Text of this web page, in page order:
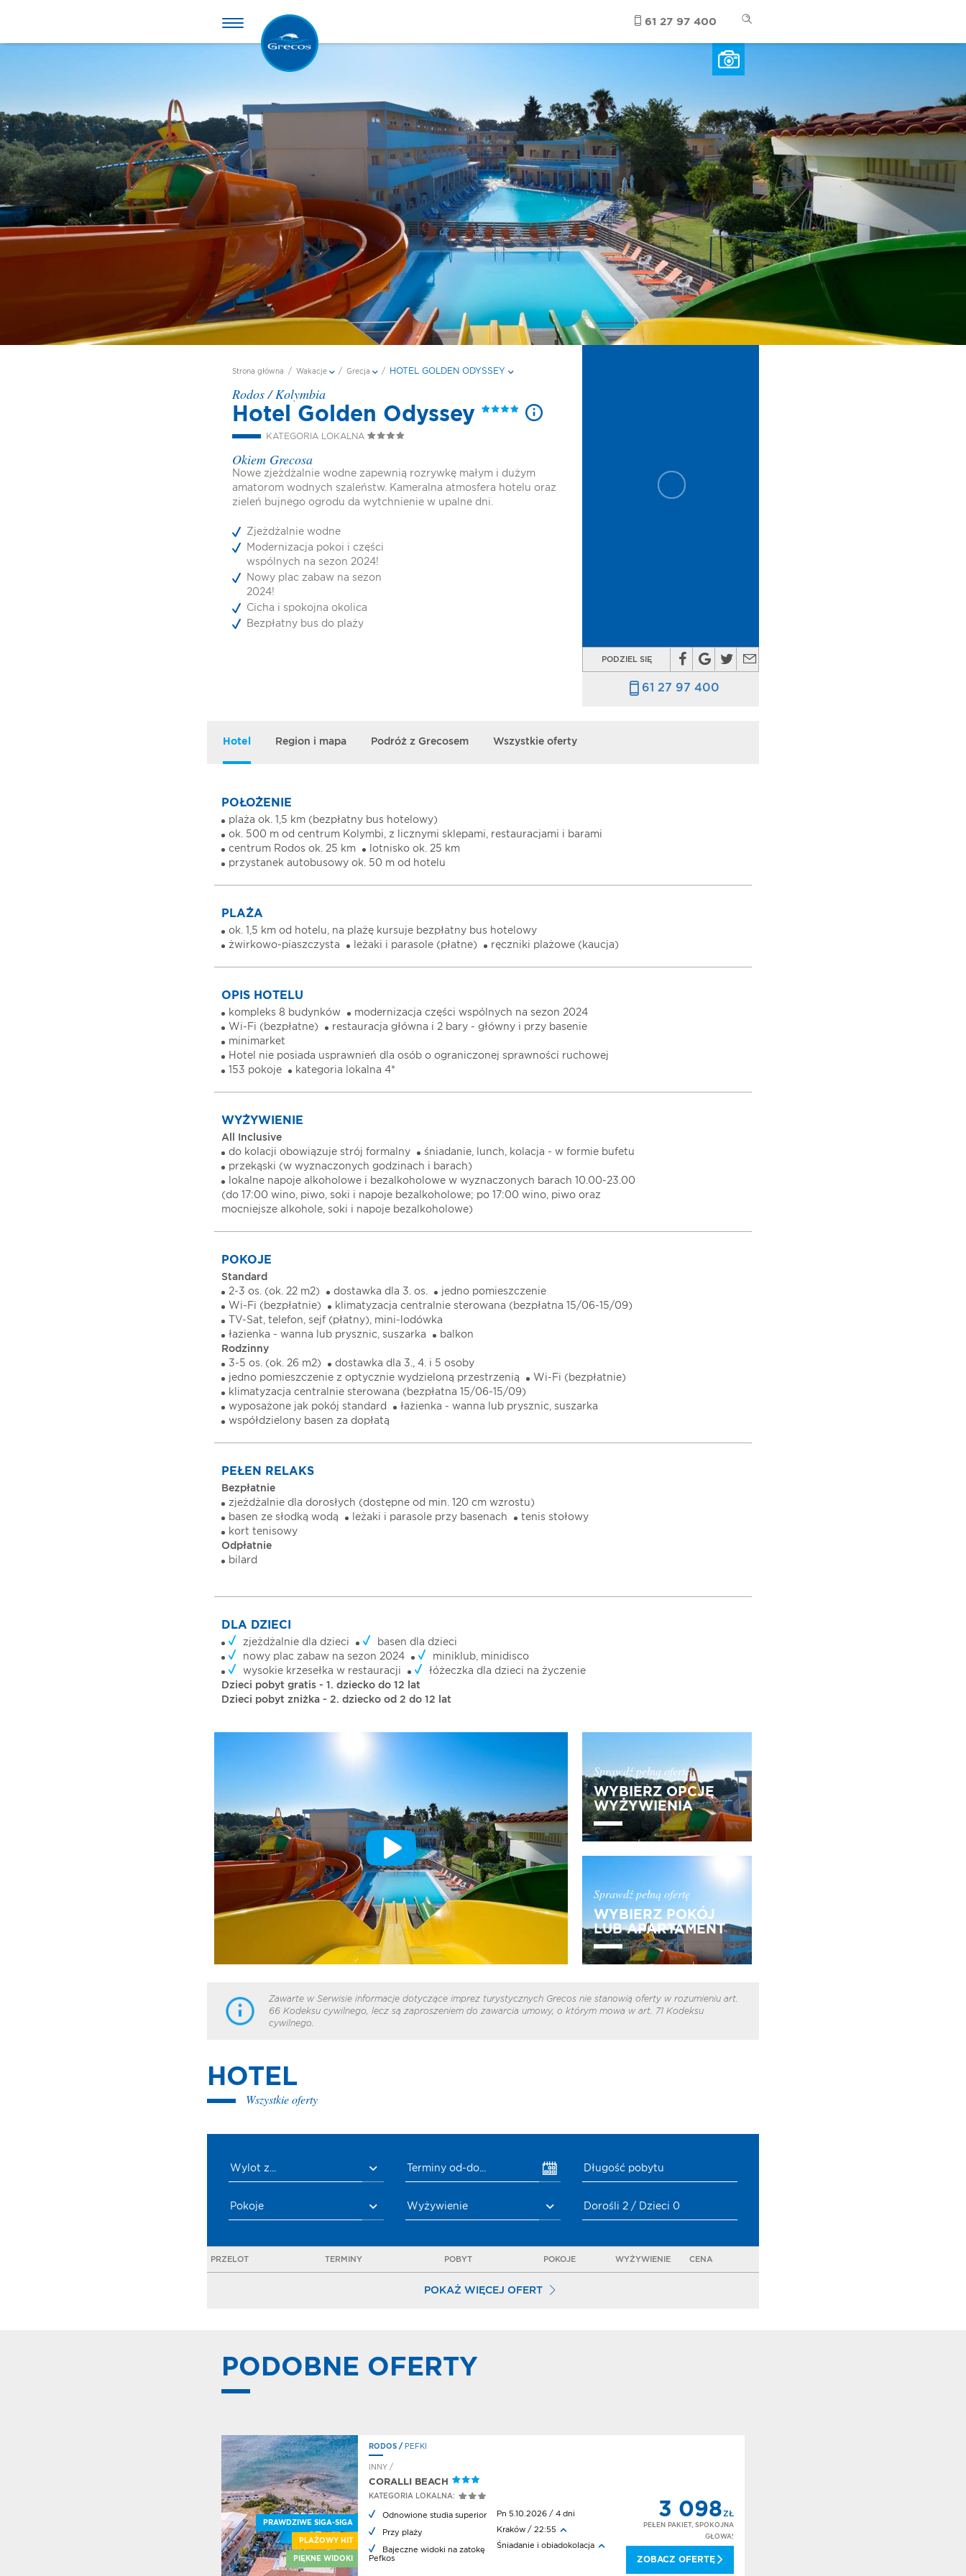
61 27 97 400
PODZIEL SIĘ
61 27 97 400
Strona główna / Wakacje / Grecja / HOTEL GOLDEN ODYSSEY
Rodos/Kolymbia
Hotel Golden Odyssey
KATEGORIA LOKALNA
Okiem Grecosa
Nowe zjeżdżalnie wodne zapewnią rozrywkę małym i dużym
amatorom wodnych szaleństw. Kameralna atmosfera hotelu oraz
zieleń bujnego ogrodu da wytchnienie w upalne dni.
Zjeżdżalnie wodne
Modernizacja pokoi i części
wspólnych na sezon 2024!
Nowy plac zabaw na sezon
2024!
Cicha i spokojna okolica
Bezpłatny bus do plaży
Hotel Region i mapa Podróż z Grecosem Wszystkie oferty
POŁOŻENIE
plaża ok. 1,5 km (bezpłatny bus hotelowy)
ok. 500 m od centrum Kolymbi, z licznymi sklepami, restauracjami i barami
centrum Rodos ok. 25 km
lotnisko ok. 25 km
przystanek autobusowy ok. 50 m od hotelu
PLAŻA
ok. 1,5 km od hotelu, na plażę kursuje bezpłatny bus hotelowy
żwirkowo-piaszczysta
leżaki i parasole (płatne) ręczniki plażowe (kaucja)
OPIS HOTELU
kompleks 8 budynków
modernizacja części wspólnych na sezon 2024
Wi-Fi (bezpłatne)
restauracja główna i 2 bary - główny i przy basenie
minimarket
Hotel nie posiada usprawnień dla osób o ograniczonej sprawności ruchowej
153 pokoje
kategoria lokalna 4*
WYŻYWIENIE
All Inclusive
do kolacji obowiązuje strój formalny
śniadanie, lunch, kolacja - w formie bufetu
przekąski (w wyznaczonych godzinach i barach)
lokalne napoje alkoholowe i bezalkoholowe w wyznaczonych barach 10.00-23.00
(do 17:00 wino, piwo, soki i napoje bezalkoholowe; po 17:00 wino, piwo oraz
mocniejsze alkohole, soki i napoje bezalkoholowe)
POKOJE
Standard
2-3 os. (ok. 22 m2)
dostawka dla 3. os.
jedno pomieszczenie
Wi-Fi (bezpłatnie)
klimatyzacja centralnie sterowana (bezpłatna 15/06-15/09)
TV-Sat, telefon, sejf (płatny), mini-lodówka
łazienka - wanna lub prysznic, suszarka
balkon
Rodzinny
3-5 os. (ok. 26 m2)
dostawka dla 3., 4. i 5 osoby
jedno pomieszczenie z optycznie wydzieloną przestrzenią
Wi-Fi (bezpłatnie)
klimatyzacja centralnie sterowana (bezpłatna 15/06-15/09)
wyposażone jak pokój standard
łazienka - wanna lub prysznic, suszarka
współdzielony basen za dopłatą
PEŁEN RELAKS
Bezpłatnie
zjeżdżalnie dla dorosłych (dostępne od min. 120 cm wzrostu)
basen ze słodką wodą
leżaki i parasole przy basenach
tenis stołowy
kort tenisowy
Odpłatnie
bilard
DLA DZIECI
zjeżdżalnie dla dzieci
basen dla dzieci
nowy plac zabaw na sezon 2024
miniklub, minidisco
wysokie krzesełka w restauracji
łóżeczka dla dzieci na życzenie
Dzieci pobyt gratis - 1. dziecko do 12 lat
Dzieci pobyt zniżka - 2. dziecko od 2 do 12 lat
Sprawdź pełną ofertę
WYBIERZ OPCJĘ
WYŻYWIENIA
Sprawdź pełną ofertę
WYBIERZ POKÓJ
LUB APARTAMENT
Zawarte w Serwisie informacje dotyczące imprez turystycznych Grecos nie stanowią oferty w rozumieniu art.
66 Kodeksu cywilnego, lecz są zaproszeniem do zawarcia umowy, o którym mowa w art. 71 Kodeksu
cywilnego.
HOTEL
Wszystkie oferty
Wylot z... Terminy od-do... Długość pobytu
Pokoje Wyżywienie Dorośli 2 / Dzieci 0
PRZELOT TERMINY POBYT POKOJE WYŻYWIENIE CENA
POKAŻ WIĘCEJ OFERT
PODOBNE OFERTY
PRAWDZIWE SIGA-SIGA
PLAŻOWY HIT
PIĘKNE WIDOKI
RODOS / PEFKI
INNY /
CORALLI BEACH
KATEGORIA LOKALNA:
Odnowione studia superior
Przy plaży
Bajeczne widoki na zatokę
Pefkos
Pn 5.10.2026 / 4 dni
Kraków / 22:55
Śniadanie i obiadokolacja
3 098ZŁ
PEŁEN PAKIET, SPOKOJNA
GŁOWA!
ZOBACZ OFERTĘ